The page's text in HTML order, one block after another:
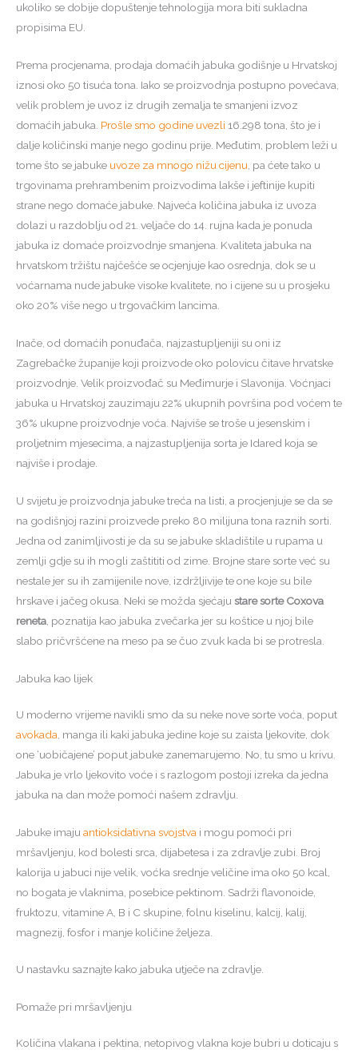
ukoliko se dobije dopuštenje tehnologija mora biti sukladna
propisima EU.
Prema procjenama, prodaja domaćih jabuka godišnje u Hrvatskoj
iznosi oko 50 tisuća tona. Iako se proizvodnja postupno povećava,
velik problem je uvoz iz drugih zemalja te smanjeni izvoz
domaćih jabuka. Prošle smo godine uvezli 16.298 tona, što je i
dalje količinski manje nego godinu prije. Međutim, problem leži u
tome što se jabuke uvoze za mnogo nižu cijenu , pa ćete tako u
trgovinama prehrambenim proizvodima lakše i jeftinije kupiti
strane nego domaće jabuke. Najveća količina jabuka iz uvoza
dolazi u razdoblju od 21. veljače do 14. rujna kada je ponuda
jabuka iz domaće proizvodnje smanjena. Kvaliteta jabuka na
hrvatskom tržištu najčešće se ocjenjuje kao osrednja, dok se u
voćarnama nude jabuke visoke kvalitete, no i cijene su u prosjeku
oko 20% više nego u trgovačkim lancima.
Inače, od domaćih ponuđača, najzastupljeniji su oni iz
Zagrebačke županije koji proizvode oko polovicu čitave hrvatske
proizvodnje. Velik proizvođač su Međimurje i Slavonija. Voćnjaci
jabuka u Hrvatskoj zauzimaju 22% ukupnih površina pod voćem te
36% ukupne proizvodnje voća. Najviše se troše u jesenskim i
proljetnim mjesecima, a najzastupljenija sorta je Idared koja se
najviše i prodaje.
U svijetu je proizvodnja jabuke treća na listi, a procjenjuje se da se
na godišnjoj razini proizvede preko 80 milijuna tona raznih sorti.
Jedna od zanimljivosti je da su se jabuke skladištile u rupama u
zemlji gdje su ih mogli zaštititi od zime. Brojne stare sorte već su
nestale jer su ih zamijenile nove, izdržljivije te one koje su bile
hrskave i jačeg okusa. Neki se možda sjećaju stare sorte Coxova
reneta , poznatija kao jabuka zvečarka jer su koštice u njoj bile
slabo pričvršćene na meso pa se čuo zvuk kada bi se protresla.
Jabuka kao lijek
U moderno vrijeme navikli smo da su neke nove sorte voća, poput
avokada , manga ili kaki jabuka jedine koje su zaista ljekovite, dok
one ‘uobičajene’ poput jabuke zanemarujemo. No, tu smo u krivu.
Jabuka je vrlo ljekovito voće i s razlogom postoji izreka da jedna
jabuka na dan može pomoći našem zdravlju.
Jabuke imaju antioksidativna svojstva i mogu pomoći pri
mršavljenju, kod bolesti srca, dijabetesa i za zdravlje zubi. Broj
kalorija u jabuci nije velik, voćka srednje veličine ima oko 50 kcal,
no bogata je vlaknima, posebice pektinom. Sadrži flavonoide,
fruktozu, vitamine A, B i C skupine, folnu kiselinu, kalcij, kalij,
magnezij, fosfor i manje količine željeza.
U nastavku saznajte kako jabuka utječe na zdravlje.
Pomaže pri mršavljenju
Količina vlakana i pektina, netopivog vlakna koje bubri u doticaju s